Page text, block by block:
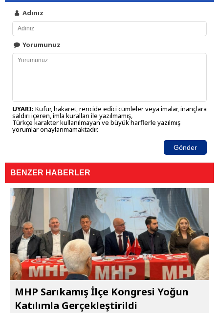
Adınız
Yorumunuz
UYARI: Küfür, hakaret, rencide edici cümleler veya imalar, inançlara
saldırı içeren, imla kuralları ile yazılmamış,
Türkçe karakter kullanılmayan ve büyük harflerle yazılmış
yorumlar onaylanmamaktadır.
Gönder
BENZER HABERLER
MHP Sarıkamış İlçe Kongresi Yoğun
Katılımla Gerçekleştirildi